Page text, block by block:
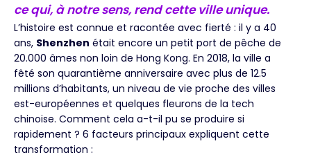
ce qui, à notre sens, rend cette ville unique.
L’histoire est connue et racontée avec fierté : il y a 40
ans, Shenzhen était encore un petit port de pêche de
20.000 âmes non loin de Hong Kong. En 2018, la ville a
fêté son quarantième anniversaire avec plus de 12.5
millions d’habitants, un niveau de vie proche des villes
est-européennes et quelques fleurons de la tech
chinoise. Comment cela a-t-il pu se produire si
rapidement ? 6 facteurs principaux expliquent cette
transformation :